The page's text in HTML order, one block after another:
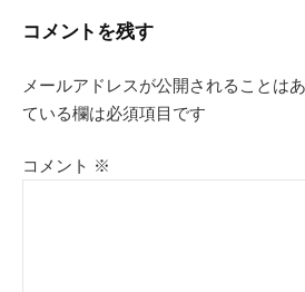
コメントを残す
メールアドレスが公開されることはあ
ている欄は必須項目です
コメント ※